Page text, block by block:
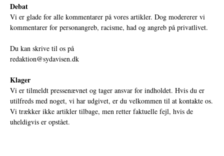
Debat
Vi er glade for alle kommentarer på vores artikler. Dog modererer vi
kommentarer for personangreb, racisme, had og angreb på privatlivet.
Du kan skrive til os på
redaktion@sydavisen.dk
Klager
Vi er tilmeldt pressenævnet og tager ansvar for indholdet. Hvis du er
utilfreds med noget, vi har udgivet, er du velkommen til at kontakte os.
Vi trækker ikke artikler tilbage, men retter faktuelle fejl, hvis de
uheldigvis er opstået.